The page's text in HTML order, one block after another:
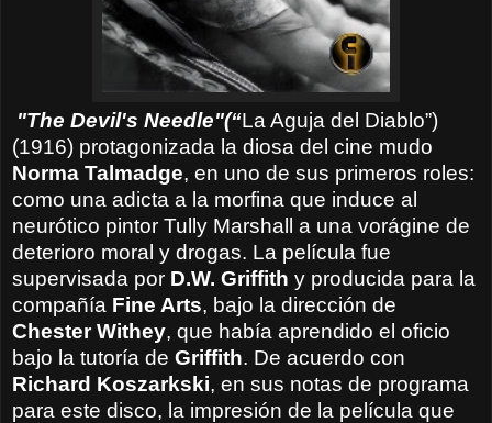
"The Devil's Needle"(“La Aguja del Diablo”)
(1916) protagonizada la diosa del cine mudo
Norma Talmadge, en uno de sus primeros roles:
como una adicta a la morfina que induce al
neurótico pintor Tully Marshall a una vorágine de
deterioro moral y drogas. La película fue
supervisada por D.W. Griffith y producida para la
compañía Fine Arts, bajo la dirección de
Chester Withey, que había aprendido el oficio
bajo la tutoría de Griffith. De acuerdo con
Richard Koszarkski, en sus notas de programa
para este disco, la impresión de la película que